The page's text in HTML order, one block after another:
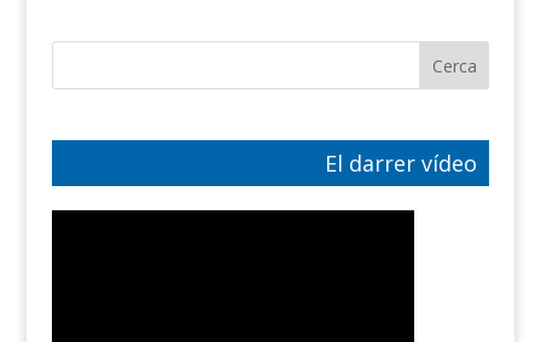
El darrer vídeo